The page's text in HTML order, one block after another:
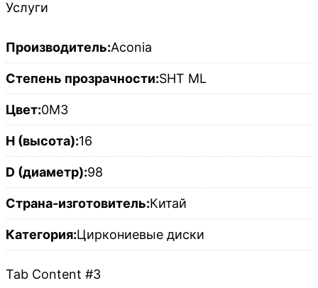
Услуги
Производитель:Aconia
Степень прозрачности:SHT ML
Цвет:0M3
H (высота):16
D (диаметр):98
Страна-изготовитель:Китай
Категория:Циркониевые диски
Tab Content #3